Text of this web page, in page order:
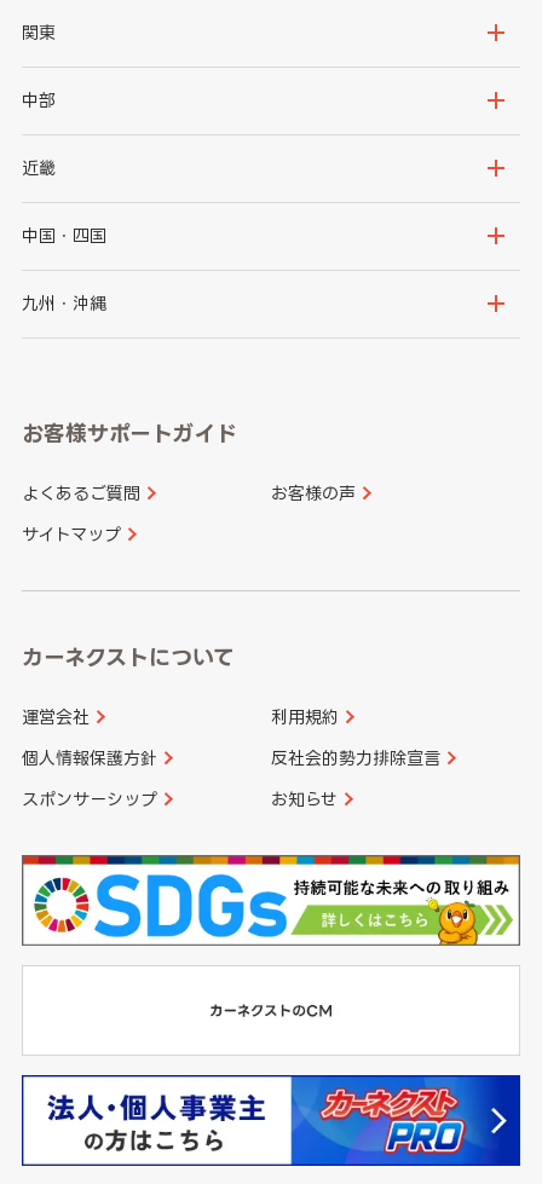
北海道
岩手県
秋田県
関東
茨城県
群馬県
千葉県
中部
新潟県
石川県
山梨県
愛知県
近畿
大阪府
京都府
和歌山県
中国・四国
鳥取県
山口県
香川県 愛媛県
九州・沖縄
長崎県
大分県 宮崎県
お客様サポートガイド
よくあるご質問 お客様の声
サイトマップ
カーネクストについて
運営会社 利用規約
個人情報保護方針 反社会的勢力排除宣言
スポンサーシップ お知らせ